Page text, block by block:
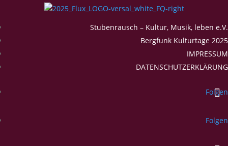
Stubenrausch – Kultur, Musik, leben e.V.
Bergfunk Kulturtage 2025
IMPRESSUM
DATENSCHUTZERKLÄRUNG
Folgen
Folgen